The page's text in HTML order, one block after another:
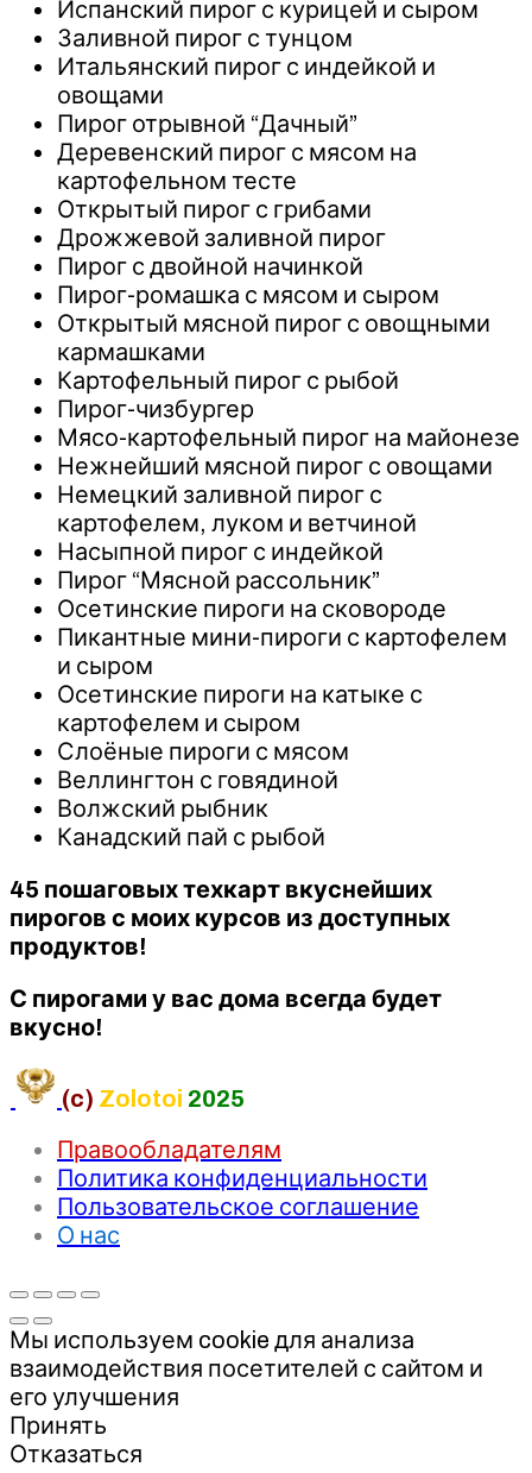
Испанский пирог с курицей и сыром
Заливной пирог с тунцом
Итальянский пирог с индейкой и
овощами
Пирог отрывной “Дачный”
Деревенский пирог с мясом на
картофельном тесте
Открытый пирог с грибами
Дрожжевой заливной пирог
Пирог с двойной начинкой
Пирог-ромашка с мясом и сыром
Открытый мясной пирог с овощными
кармашками
Картофельный пирог с рыбой
Пирог-чизбургер
Мясо-картофельный пирог на майонезе
Нежнейший мясной пирог с овощами
Немецкий заливной пирог с
картофелем, луком и ветчиной
Насыпной пирог с индейкой
Пирог “Мясной рассольник”
Осетинские пироги на сковороде
Пикантные мини-пироги с картофелем
и сыром
Осетинские пироги на катыке с
картофелем и сыром
Слоёные пироги с мясом
Веллингтон с говядиной
Волжский рыбник
Канадский пай с рыбой
45 пошаговых техкарт вкуснейших
пирогов с моих курсов из доступных
продуктов!
С пирогами у вас дома всегда будет
вкусно!
(c) Zolotoi 2025
Правообладателям
Политика конфиденциальности
Пользовательское соглашение
О нас
Мы используем cookie для анализа
взаимодействия посетителей с сайтом и
его улучшения
Принять
Отказаться